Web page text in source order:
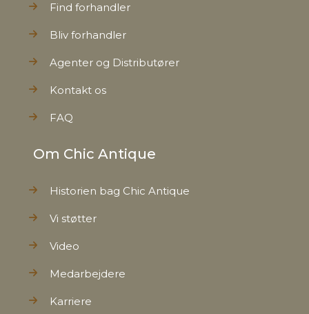
Find forhandler
Bliv forhandler
Agenter og Distributører
Kontakt os
FAQ
Om Chic Antique
Historien bag Chic Antique
Vi støtter
Video
Medarbejdere
Karriere